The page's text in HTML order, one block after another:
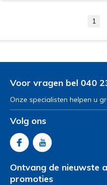
1
Voor vragen bel 040
Onze specialisten helpen u
Volg ons
Ontvang de nieuwste
promoties